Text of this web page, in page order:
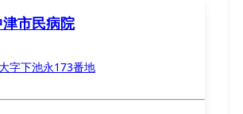
市民病院
字下池永173番地